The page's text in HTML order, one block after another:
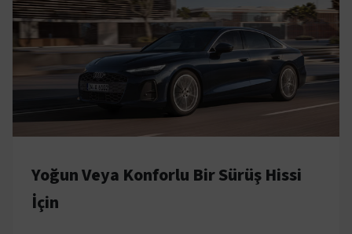
Yoğun Veya Konforlu Bir Sürüş Hissi
İçin